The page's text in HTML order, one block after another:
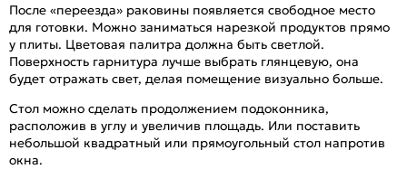
После «переезда» раковины появляется свободное место
для готовки. Можно заниматься нарезкой продуктов прямо
у плиты. Цветовая палитра должна быть светлой.
Поверхность гарнитура лучше выбрать глянцевую, она
будет отражать свет, делая помещение визуально больше.
Стол можно сделать продолжением подоконника,
расположив в углу и увеличив площадь. Или поставить
небольшой квадратный или прямоугольный стол напротив
окна.